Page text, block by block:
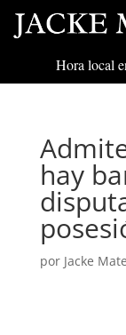
Hora local
hay
por Jacke Mate